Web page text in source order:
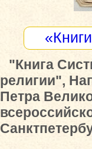
"Книга
религии",
Петра